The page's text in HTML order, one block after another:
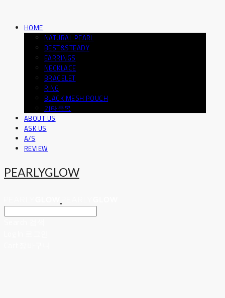
HOME
NATURAL PEARL
BEST&STEADY
EARRINGS
NECKLACE
BRACELET
RING
BLACK MESH POUCH
기타품목
ABOUT US
ASK US
A/S
REVIEW
PEARLYGLOW